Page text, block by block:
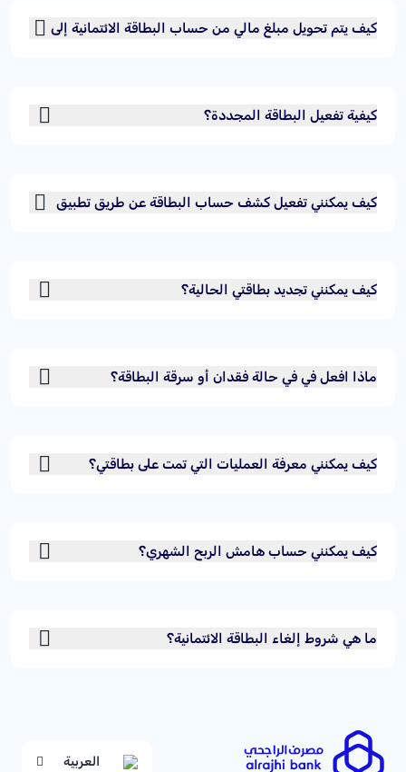
كيف يتم تحويل مبلغ مالي من حساب البطاقة الائتمانية إلى
كيفية تفعيل البطاقة المجددة؟
كيف يمكنني تفعيل كشف حساب البطاقة عن طريق تطبيق
كيف يمكنني تجديد بطاقتي الحالية؟
ماذا افعل في في حالة فقدان أو سرقة البطاقة؟
كيف يمكنني معرفة العمليات التي تمت على بطاقتي؟
كيف يمكنني حساب هامش الربح الشهري؟
ما هي شروط إلغاء البطاقة الائتمانية؟
العربية